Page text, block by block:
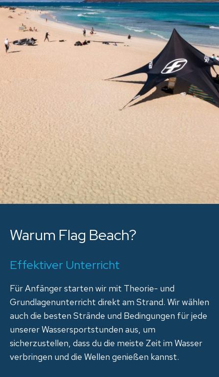
Warum Flag Beach?
Effektiver Unterricht
Für Anfänger starten wir mit Theorie- und
Grundlagenunterricht direkt am Strand. Wir wählen
auch die besten Strände und Bedingungen für jede
unserer Wassersportstunden aus, um
sicherzustellen, dass du die meiste Zeit im Wasser
verbringen und die Wellen genießen kannst.